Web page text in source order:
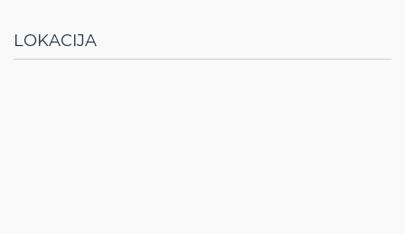
LOKACIJA